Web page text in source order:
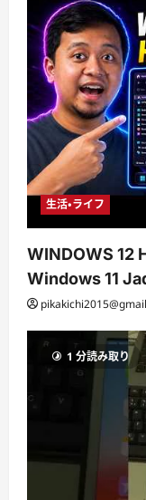
生活・ライフ
WINDOWS 12
Windows 11
1 分読み取り